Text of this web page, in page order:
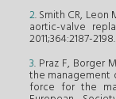
2. Smith CR, Leon
aortic-valve
2011;364:2187-2198.
3. Praz F, Borger
the management
force for the